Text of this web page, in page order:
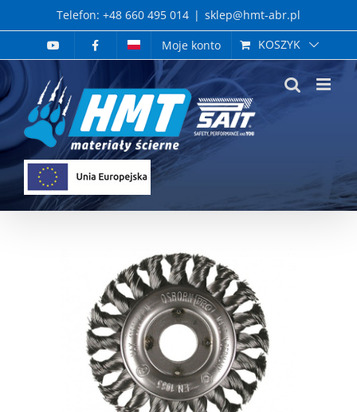
to
Telefon: +48 660 495 014 | sklep@hmt-abr.pl
Moje konto
KOSZYK